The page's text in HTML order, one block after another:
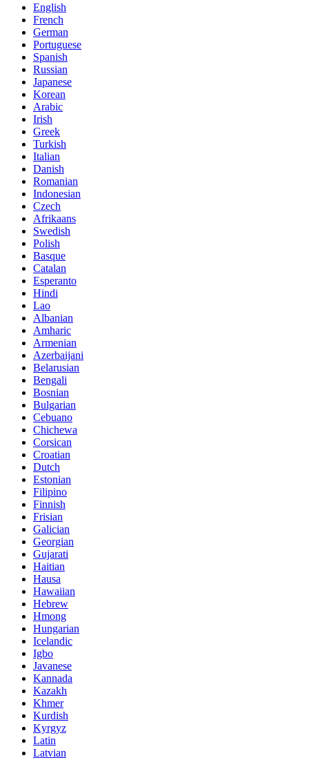
English
French
German
Portuguese
Spanish
Russian
Japanese
Korean
Arabic
Irish
Greek
Turkish
Italian
Danish
Romanian
Indonesian
Czech
Afrikaans
Swedish
Polish
Basque
Catalan
Esperanto
Hindi
Lao
Albanian
Amharic
Armenian
Azerbaijani
Belarusian
Bengali
Bosnian
Bulgarian
Cebuano
Chichewa
Corsican
Croatian
Dutch
Estonian
Filipino
Finnish
Frisian
Galician
Georgian
Gujarati
Haitian
Hausa
Hawaiian
Hebrew
Hmong
Hungarian
Icelandic
Igbo
Javanese
Kannada
Kazakh
Khmer
Kurdish
Kyrgyz
Latin
Latvian